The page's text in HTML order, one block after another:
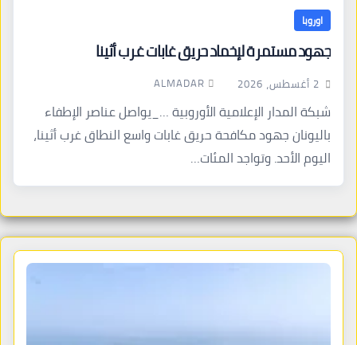
اوروبا
جهود مستمرة لإخماد حريق غابات غرب أثينا
2 أغسطس، 2026 ALMADAR
شبكة المدار الإعلامية الأوروبية …_يواصل عناصر الإطفاء
باليونان جهود مكافحة حريق غابات واسع النطاق غرب أثينا،
اليوم الأحد. وتواجد المئات…